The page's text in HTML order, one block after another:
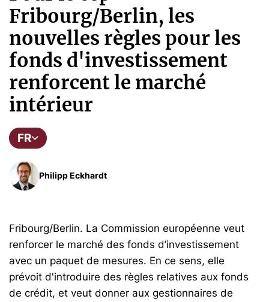
Fribourg/Berlin, les
nouvelles règles pour les
fonds d'investissement
renforcent le marché
intérieur
FR
Philipp Eckhardt
Fribourg/Berlin. La Commission européenne veut
renforcer le marché des fonds d’investissement
avec un paquet de mesures. En ce sens, elle
prévoit d'introduire des règles relatives aux fonds
de crédit, et veut donner aux gestionnaires de